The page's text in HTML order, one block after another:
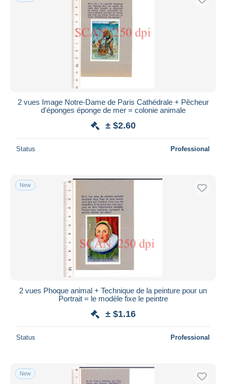
2 vues Image Notre-Dame de Paris Cathédrale + Pêcheur
d'éponges éponge de mer = colonie animale
± $2.60
Status Professional
New
2 vues Phoque animal + Technique de la peinture pour un
Portrait = le modèle fixe le peintre
± $1.16
Status Professional
New